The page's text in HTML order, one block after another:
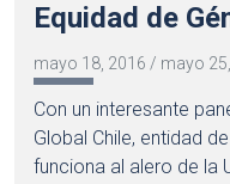
Equidad de
mayo 18, 2016 / mayo
Con un interesante
Global Chile, entidad
funciona al alero de la